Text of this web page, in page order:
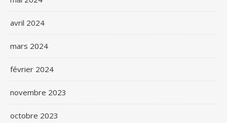
avril 2024
mars 2024
février 2024
novembre 2023
octobre 2023